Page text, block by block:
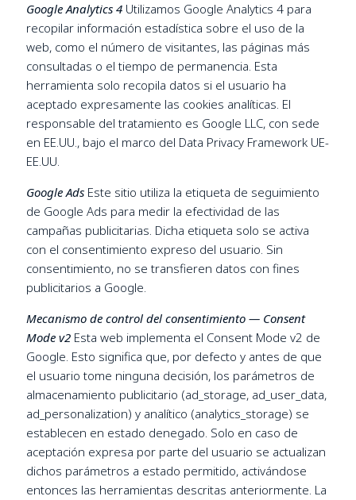
Google Analytics 4 Utilizamos Google Analytics 4 para
recopilar información estadística sobre el uso de la
web, como el número de visitantes, las páginas más
consultadas o el tiempo de permanencia. Esta
herramienta solo recopila datos si el usuario ha
aceptado expresamente las cookies analíticas. El
responsable del tratamiento es Google LLC, con sede
en EE.UU., bajo el marco del Data Privacy Framework UE-
EE.UU.
Google Ads Este sitio utiliza la etiqueta de seguimiento
de Google Ads para medir la efectividad de las
campañas publicitarias. Dicha etiqueta solo se activa
con el consentimiento expreso del usuario. Sin
consentimiento, no se transfieren datos con fines
publicitarios a Google.
Mecanismo de control del consentimiento — Consent
Mode v2 Esta web implementa el Consent Mode v2 de
Google. Esto significa que, por defecto y antes de que
el usuario tome ninguna decisión, los parámetros de
almacenamiento publicitario (ad_storage, ad_user_data,
ad_personalization) y analítico (analytics_storage) se
establecen en estado denegado. Solo en caso de
aceptación expresa por parte del usuario se actualizan
dichos parámetros a estado permitido, activándose
entonces las herramientas descritas anteriormente. La